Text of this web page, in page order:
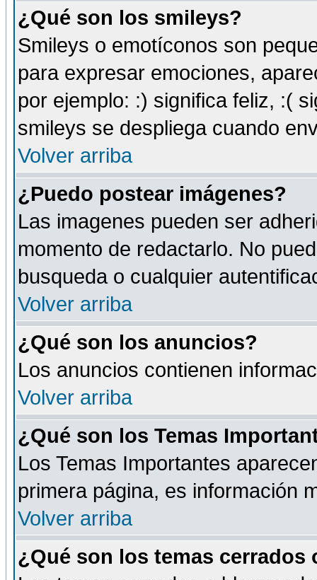
¿Qué son los smileys?
Smileys o emotíconos son
para expresar emociones,
por ejemplo: :) significa feliz, :(
smileys se despliega cuando
Volver arriba
¿Puedo postear imágenes?
Las imagenes pueden ser
momento de redactarlo. No
busqueda o cualquier
Volver arriba
¿Qué son los anuncios?
Los anuncios contienen
Volver arriba
¿Qué son los Temas
Los Temas Importantes
primera página, es información
Volver arriba
¿Qué son los temas cerrados